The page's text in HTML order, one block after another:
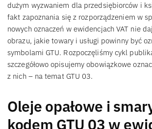
dużym wyzwaniem dla przedsiębiorców i
fakt zapoznania się z rozporządzeniem w
nowych oznaczeń w ewidencjach VAT nie
obrazu, jakie towary i usługi powinny być
symbolami GTU. Rozpoczęliśmy cykl
szczegółowo opisujemy obowiązkowe
z nich – na temat GTU 03.
Oleje opałowe i
kodem GTU 03 w